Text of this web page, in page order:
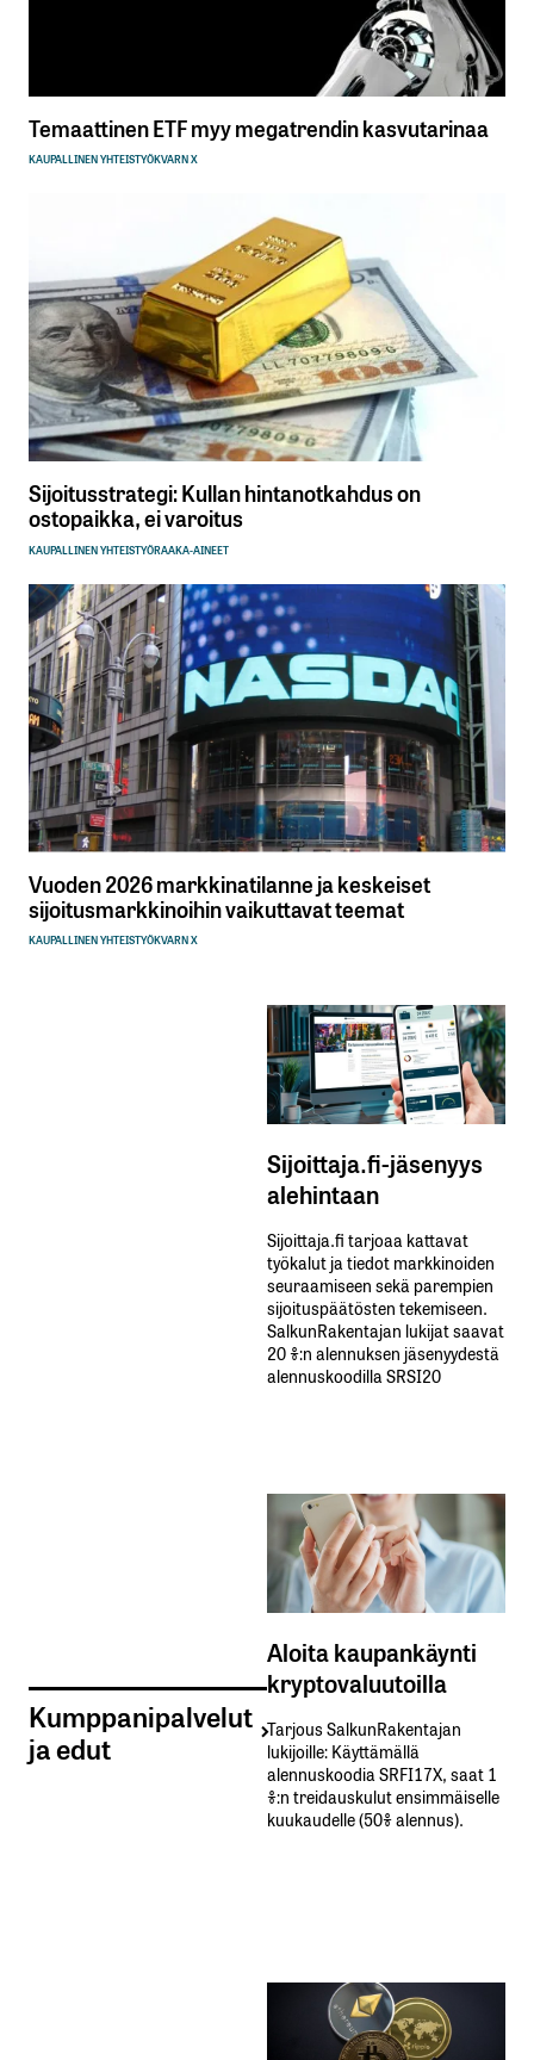
Temaattinen ETF myy megatrendin kasvutarinaa
KAUPALLINEN YHTEISTYÖKVARN X
Sijoitusstrategi: Kullan hintanotkahdus on
ostopaikka, ei varoitus
KAUPALLINEN YHTEISTYÖRAAKA-AINEET
Vuoden 2026 markkinatilanne ja keskeiset
sijoitusmarkkinoihin vaikuttavat teemat
KAUPALLINEN YHTEISTYÖKVARN X
Kumppanipalvelut
ja edut
Sijoittaja.fi-jäsenyys
alehintaan
Sijoittaja.fi tarjoaa kattavat
työkalut ja tiedot markkinoiden
seuraamiseen sekä parempien
sijoituspäätösten tekemiseen.
SalkunRakentajan lukijat saavat
20 %:n alennuksen jäsenyydestä
alennuskoodilla SRSI20
Aloita kaupankäynti
kryptovaluutoilla
Tarjous SalkunRakentajan
lukijoille: Käyttämällä​ ​
alennuskoodia​ ​SRFI17X,​ ​saat​ ​1
%:n treidauskulut​ ​ensimmäiselle​ ​
kuukaudelle​ ​(50%​ ​alennus).